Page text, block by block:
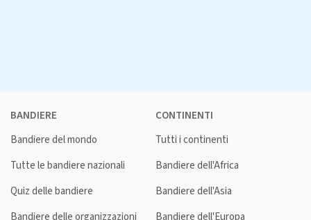
BANDIERE
Bandiere del mondo
Tutte le bandiere nazionali
Quiz delle bandiere
CONTINENTI
Tutti i continenti
Bandiere dell'Africa
Bandiere dell'Asia